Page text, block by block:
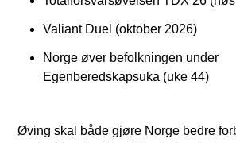
Valiant Duel (oktober 2026)
Norge øver befolkningen under
Egenberedskapsuka (uke 44)
Øving skal både gjøre Norge bedre